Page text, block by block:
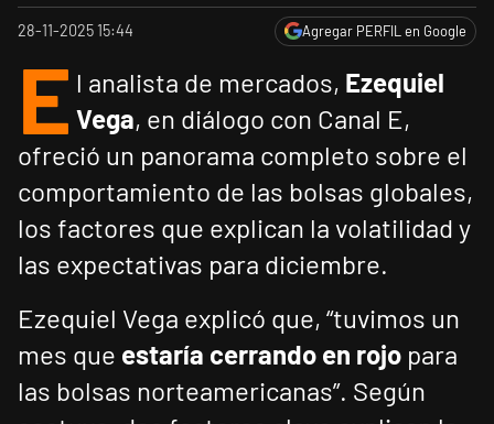
28-11-2025 15:44 Agregar PERFIL en Google
E l analista de mercados, Ezequiel
Vega, en diálogo con Canal E,
ofreció un panorama completo sobre el
comportamiento de las bolsas globales,
los factores que explican la volatilidad y
las expectativas para diciembre.
Ezequiel Vega explicó que, “tuvimos un
mes que estaría cerrando en rojo para
las bolsas norteamericanas”. Según